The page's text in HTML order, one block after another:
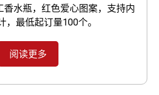
香水瓶，红色爱心图案，支持内
，最低起订量100个。
阅读更多